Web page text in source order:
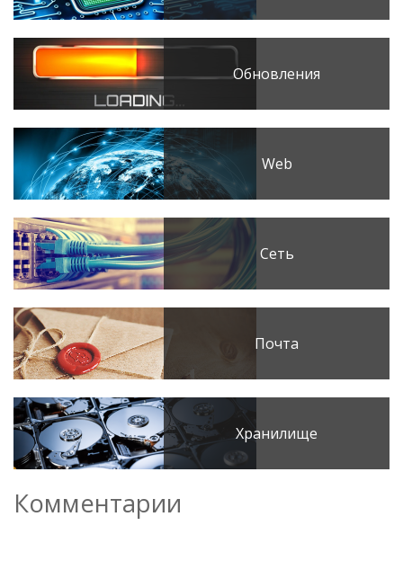
Обновления
Web
Сеть
Почта
Хранилище
Комментарии